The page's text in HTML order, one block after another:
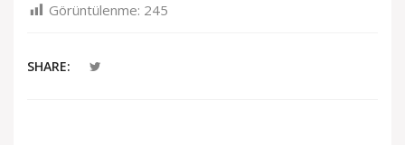
Görüntülenme: 245
SHARE: